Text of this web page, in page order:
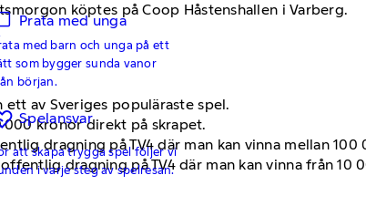
Prata med unga
med barn och unga på ett
som bygger sunda vanor
början.
Spelansvar
att skapa trygga spel följer vi
i varje steg av spelresan.
köptes på Coop Håstenshallen i Varberg.
av Sveriges populäraste spel.
000 kronor direkt på skrapet.
dragning på TV4 där man kan vinna mellan
dragning på TV4 där man kan vinna från 10